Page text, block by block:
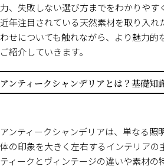
力、失敗しない選び方までをわかりやす
近年注目されている天然素材を取り入れ
わせについても触れながら、より魅力的
ご紹介していきます。
アンティークシャンデリアとは？基礎知
アンティークシャンデリアは、単なる照
体の印象を大きく左右するインテリアの
ティークとヴィンテージの違いや素材の